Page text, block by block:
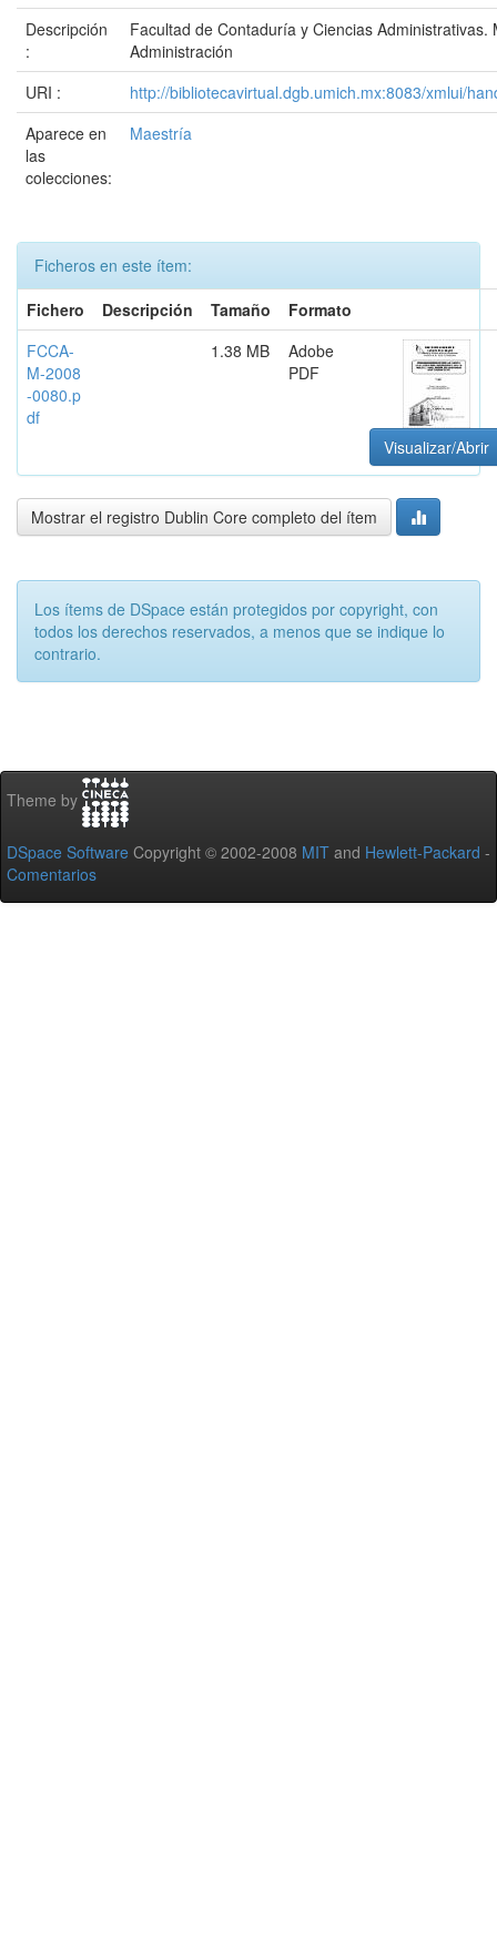
Descripción
:
Facultad de Contaduría y Ciencias Administrativas.
Administración
URI :
http://bibliotecavirtual.dgb.umich.mx:8083/xmlui/
Aparece en
las
colecciones:
Maestría
Ficheros en este ítem:
Fichero
Descripción Tamaño
Formato
FCCA-
M-2008
-0080.p
df
1.38 MB
Adobe
PDF
Visualizar/Abrir
Mostrar el registro Dublin Core completo del ítem
Los ítems de DSpace están protegidos por copyright, con
todos los derechos reservados, a menos que se indique lo
contrario.
Theme by
DSpace Software Copyright © 2002-2008 MIT and Hewlett-Packard -
Comentarios